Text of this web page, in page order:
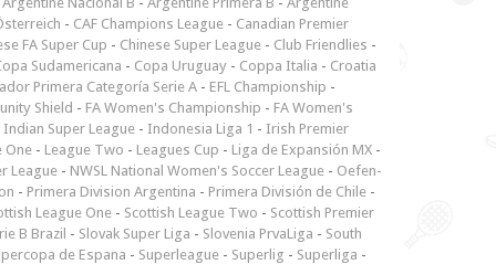
- CAF Champions League - Canadian Premier
FA Super Cup - Chinese Super League - Club Friendlies -
Sudamericana - Copa Uruguay - Coppa Italia - Croatia
Primera Categoría Serie A - EFL Championship -
Shield - FA Women's Championship - FA Women's
Indian Super League - Indonesia Liga 1 - Irish Premier
One - League Two - Leagues Cup - Liga de Expansión MX -
League - NWSL National Women's Soccer League - Oefen-
- Primera Division Argentina - Primera División de Chile -
League One - Scottish League Two - Scottish Premier
B Brazil - Slovak Super Liga - Slovenia PrvaLiga - South
de Espana - Superleague - Superlig - Superliga -